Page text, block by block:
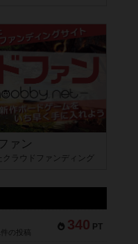
ァン
ラウドファンディング
340 PT
件の投稿